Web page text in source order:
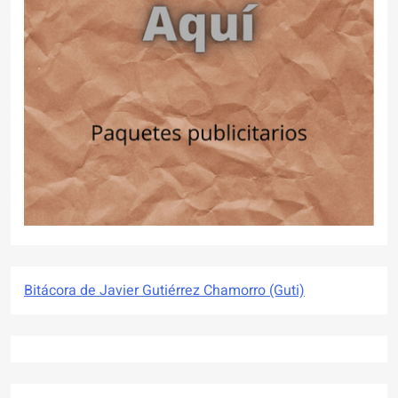
Bitácora de Javier Gutiérrez Chamorro (Guti)